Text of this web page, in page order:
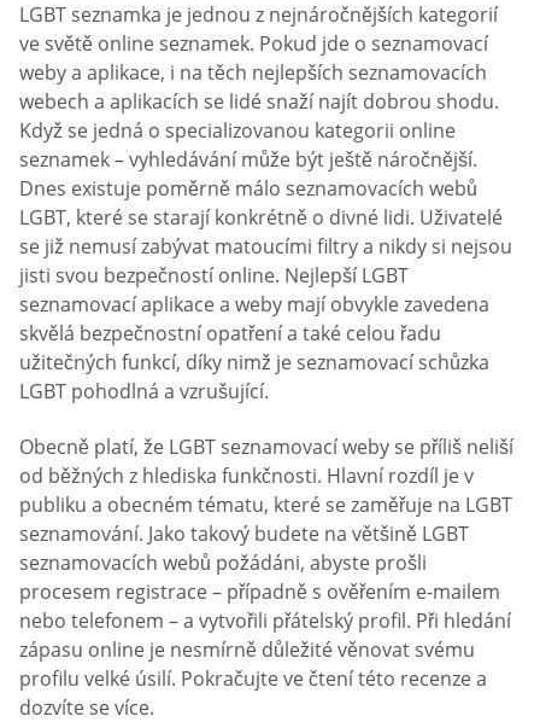
LGBT seznamka je jednou z nejnáročnějších kategorií
ve světě online seznamek. Pokud jde o seznamovací
weby a aplikace, i na těch nejlepších seznamovacích
webech a aplikacích se lidé snaží najít dobrou shodu.
Když se jedná o specializovanou kategorii online
seznamek – vyhledávání může být ještě náročnější.
Dnes existuje poměrně málo seznamovacích webů
LGBT, které se starají konkrétně o divné lidi. Uživatelé
se již nemusí zabývat matoucími filtry a nikdy si nejsou
jisti svou bezpečností online. Nejlepší LGBT
seznamovací aplikace a weby mají obvykle zavedena
skvělá bezpečnostní opatření a také celou řadu
užitečných funkcí, díky nimž je seznamovací schůzka
LGBT pohodlná a vzrušující.
Obecně platí, že LGBT seznamovací weby se příliš neliší
od běžných z hlediska funkčnosti. Hlavní rozdíl je v
publiku a obecném tématu, které se zaměřuje na LGBT
seznamování. Jako takový budete na většině LGBT
seznamovacích webů požádáni, abyste prošli
procesem registrace – případně s ověřením e-mailem
nebo telefonem – a vytvořili přátelský profil. Při hledání
zápasu online je nesmírně důležité věnovat svému
profilu velké úsilí. Pokračujte ve čtení této recenze a
dozvíte se více.